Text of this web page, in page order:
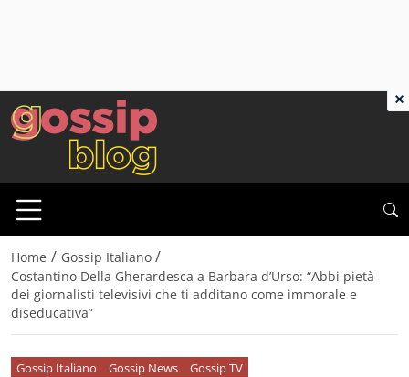
Home / Gossip Italiano /
Costantino Della Gherardesca a Barbara d’Urso: “Abbi pietà
dei giornalisti televisivi che ti additano come immorale e
diseducativa”
Gossip Italiano Gossip News Gossip TV
×